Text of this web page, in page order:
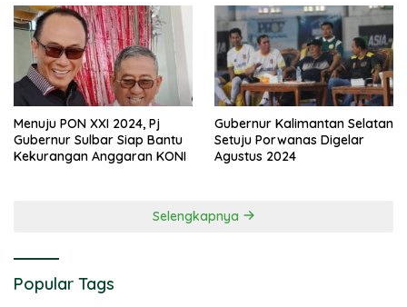
Menuju PON XXI 2024, Pj
Gubernur Sulbar Siap Bantu
Kekurangan Anggaran KONI
Gubernur Kalimantan Selatan
Setuju Porwanas Digelar
Agustus 2024
Selengkapnya
Popular Tags